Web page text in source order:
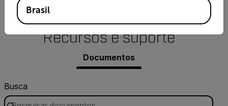
Recursos e suporte
Documentos
Busca
Brasil